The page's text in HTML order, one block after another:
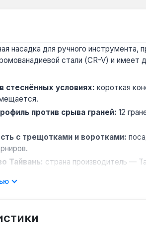
насадка для ручного инструмента,
стали (CR-V) и
стеснённых условиях: короткая
против срыва граней: 12
с трещотками и воротками:
Тайвань: страна производитель —